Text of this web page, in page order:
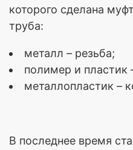
которого сделана
труба:
металл – резьба;
полимер и пластик
металлопластик –
В последнее время